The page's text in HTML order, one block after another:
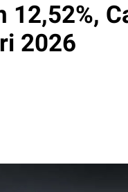
2026